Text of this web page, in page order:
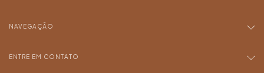
NAVEGAÇÃO
ENTRE EM CONTATO